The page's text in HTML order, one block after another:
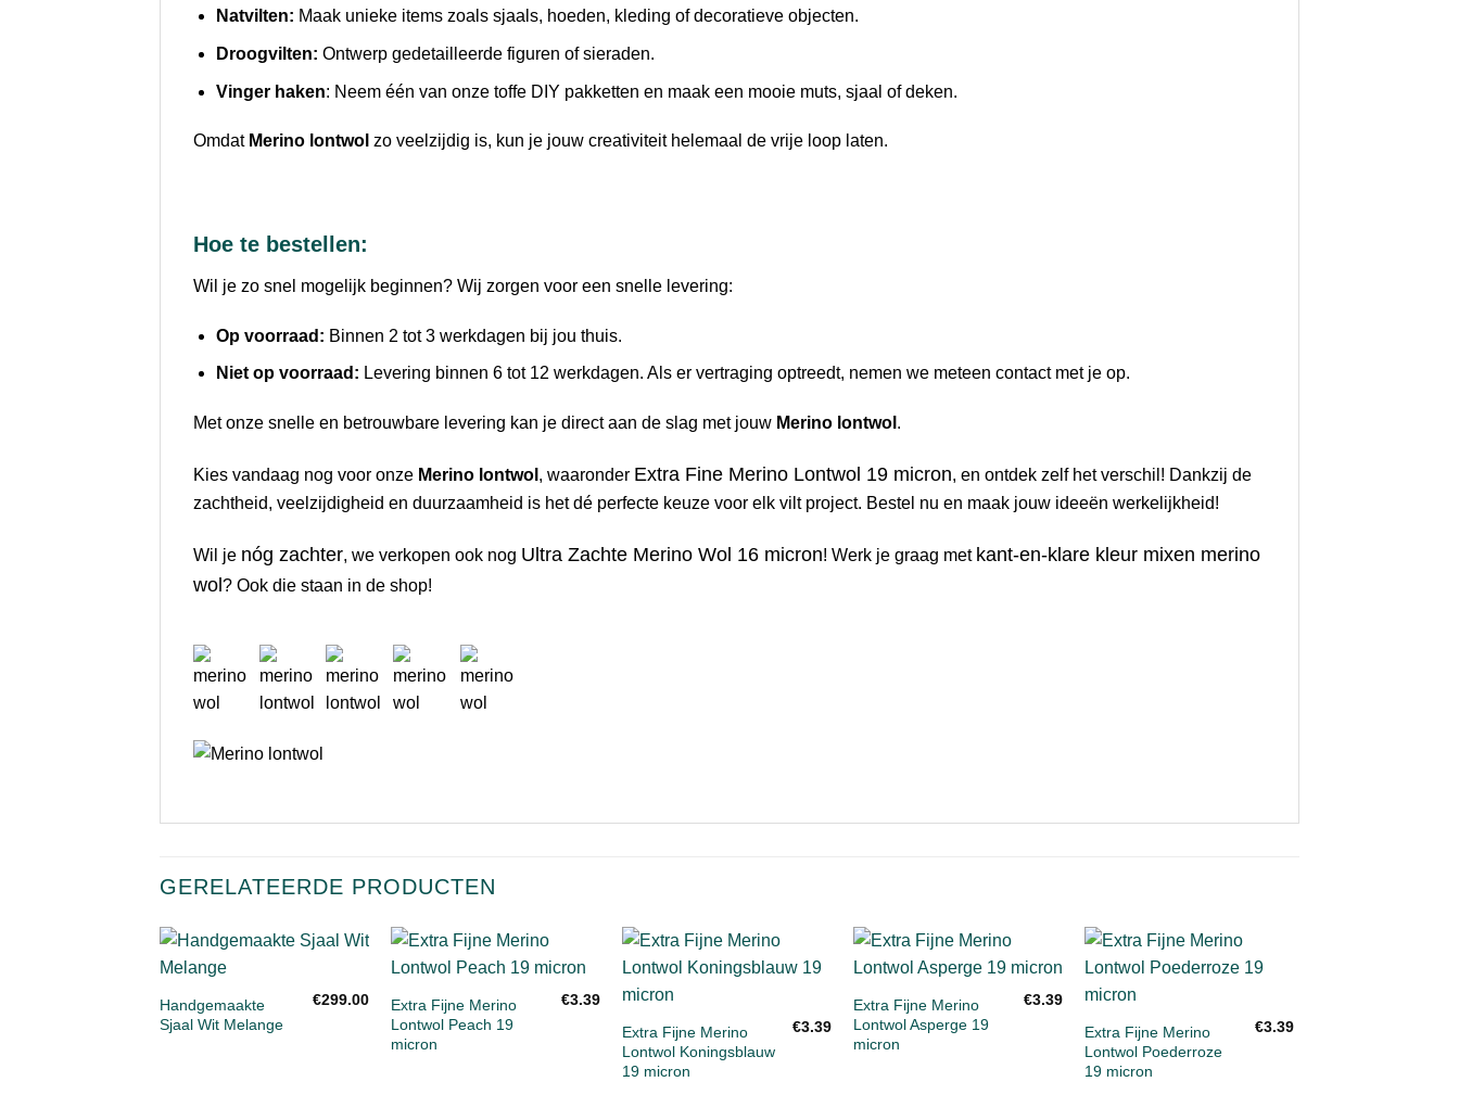
Natvilten: Maak unieke items zoals sjaals, hoeden, kleding of decoratieve objecten.
Droogvilten: Ontwerp gedetailleerde figuren of sieraden.
Vinger haken: Neem één van onze toffe DIY pakketten en maak een mooie muts, sjaal of deken.
Omdat Merino lontwol zo veelzijdig is, kun je jouw creativiteit helemaal de vrije loop laten.
Hoe te bestellen:
Wil je zo snel mogelijk beginnen? Wij zorgen voor een snelle levering:
Op voorraad: Binnen 2 tot 3 werkdagen bij jou thuis.
Niet op voorraad: Levering binnen 6 tot 12 werkdagen. Als er vertraging optreedt, nemen we meteen contact met je op.
Met onze snelle en betrouwbare levering kan je direct aan de slag met jouw Merino lontwol .
Kies vandaag nog voor onze Merino lontwol , waaronder Extra Fine Merino Lontwol 19 micron, en ontdek zelf het verschil! Dankzij de
zachtheid, veelzijdigheid en duurzaamheid is het dé perfecte keuze voor elk vilt project. Bestel nu en maak jouw ideeën werkelijkheid!
Wil je nóg zachter, we verkopen ook nog Ultra Zachte Merino Wol 16 micron! Werk je graag met kant-en-klare kleur mixen merino
wol? Ook die staan in de shop!
GERELATEERDE PRODUCTEN
aan
+
Handgemaakte
Sjaal Wit Melange
€299.00
aan
+
Extra Fijne Merino
Lontwol Peach 19
micron
€3.39
Extra Fijne Merino
Lontwol Koningsblauw
19 micron
€3.39
aan
verlanglijst
+
Extra Fijne Merino
Lontwol Asperge 19
micron
€3.39
Extra Fijne Merino
Lontwol Poederroze
19 micron
€3.39